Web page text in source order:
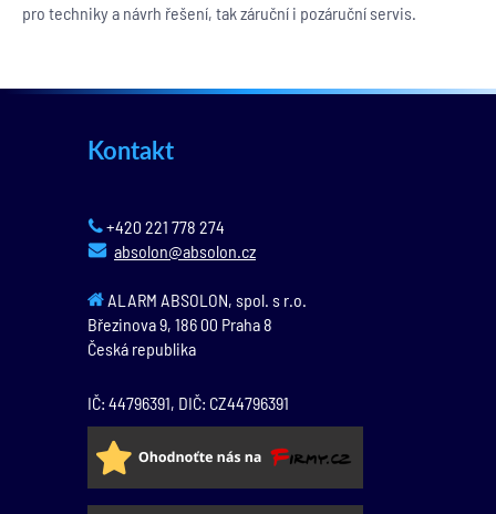
pro techniky a návrh řešení, tak záruční i pozáruční servis.
Kontakt
+420 221 778 274
absolon@absolon.cz
ALARM ABSOLON, spol. s r.o.
Březinova 9, 186 00 Praha 8
Česká republika
IČ: 44796391, DIČ: CZ44796391